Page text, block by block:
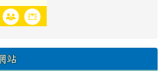
站